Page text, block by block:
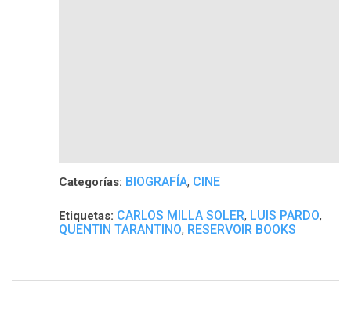
Categorías: BIOGRAFÍA, CINE
Etiquetas: CARLOS MILLA SOLER, LUIS PARDO,
QUENTIN TARANTINO, RESERVOIR BOOKS